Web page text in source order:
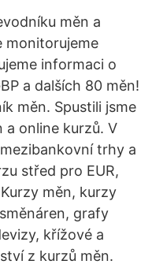
měn a
monitorujeme
informaci o
a dalších 80 měn!
měn. Spustili jsme
a online kurzů. V
trhy a
střed pro EUR,
měn, kurzy
grafy
křížové a
z kurzů měn.